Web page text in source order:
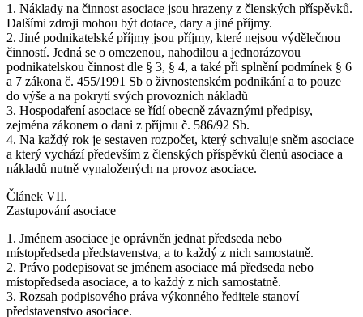
1. Náklady na činnost asociace jsou hrazeny z členských příspěvků.
Dalšími zdroji mohou být dotace, dary a jiné příjmy.
2. Jiné podnikatelské příjmy jsou příjmy, které nejsou výdělečnou
činností. Jedná se o omezenou, nahodilou a jednorázovou
podnikatelskou činnost dle § 3, § 4, a také při splnění podmínek § 6
a 7 zákona č. 455/1991 Sb o živnostenském podnikání a to pouze
do výše a na pokrytí svých provozních nákladů
3. Hospodaření asociace se řídí obecně závaznými předpisy,
zejména zákonem o dani z příjmu č. 586/92 Sb.
4. Na každý rok je sestaven rozpočet, který schvaluje sněm asociace
a který vychází především z členských příspěvků členů asociace a
nákladů nutně vynaložených na provoz asociace.
Článek VII.
Zastupování asociace
1. Jménem asociace je oprávněn jednat předseda nebo
místopředseda představenstva, a to každý z nich samostatně.
2. Právo podepisovat se jménem asociace má předseda nebo
místopředseda asociace, a to každý z nich samostatně.
3. Rozsah podpisového práva výkonného ředitele stanoví
představenstvo asociace.